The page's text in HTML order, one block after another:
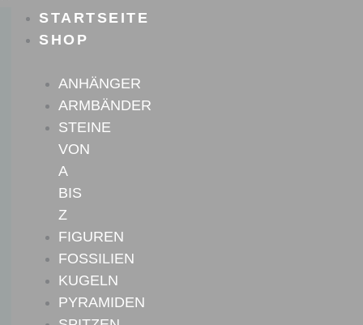
STARTSEITE
SHOP
ANHÄNGER
ARMBÄNDER
STEINE
VON
A
BIS
Z
FIGUREN
FOSSILIEN
KUGELN
PYRAMIDEN